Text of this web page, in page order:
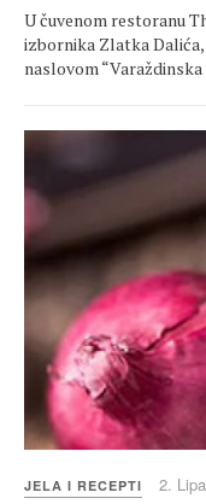
U čuvenom restoranu
izbornika Zlatka
naslovom
JELA I RECEPTI 2.